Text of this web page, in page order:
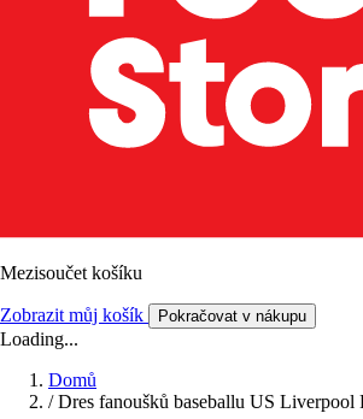
Mezisoučet košíku
Zobrazit můj košík Pokračovat v nákupu
Loading...
Domů
/ Dres fanoušků baseballu US Liverpool